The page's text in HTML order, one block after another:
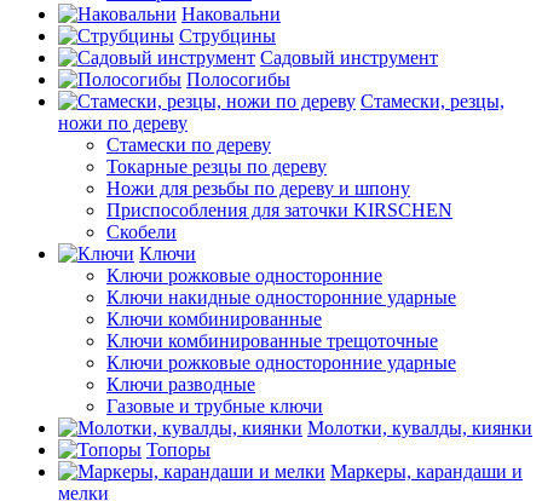
Наковальни
Струбцины
Садовый инструмент
Полосогибы
Стамески, резцы,
ножи по дереву
Стамески по дереву
Токарные резцы по дереву
Ножи для резьбы по дереву и шпону
Приспособления для заточки KIRSCHEN
Скобели
Ключи
Ключи рожковые односторонние
Ключи накидные односторонние ударные
Ключи комбинированные
Ключи комбинированные трещоточные
Ключи рожковые односторонние ударные
Ключи разводные
Газовые и трубные ключи
Молотки, кувалды, киянки
Топоры
Маркеры, карандаши и
мелки